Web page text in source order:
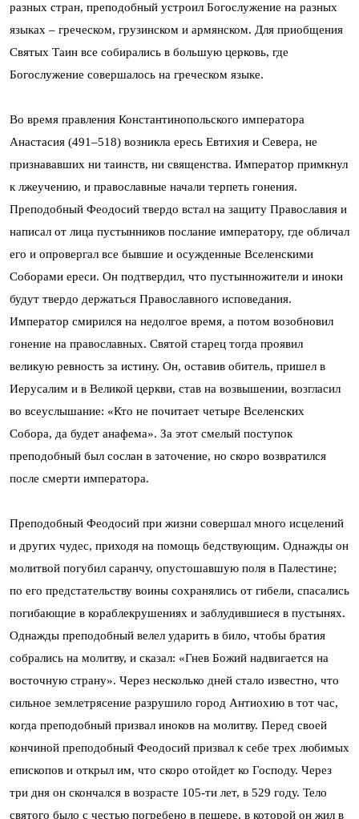
разных стран, преподобный устроил Богослужение на разных
языках – греческом, грузинском и армянском. Для приобщения
Святых Таин все собирались в большую церковь, где
Богослужение совершалось на греческом языке.
Во время правления Константинопольского императора
Анастасия (491–518) возникла ересь Евтихия и Севера, не
признававших ни таинств, ни священства. Император примкнул
к лжеучению, и православные начали терпеть гонения.
Преподобный Феодосий твердо встал на защиту Православия и
написал от лица пустынников послание императору, где обличал
его и опровергал все бывшие и осужденные Вселенскими
Соборами ереси. Он подтвердил, что пустынножители и иноки
будут твердо держаться Православного исповедания.
Император смирился на недолгое время, а потом возобновил
гонение на православных. Святой старец тогда проявил
великую ревность за истину. Он, оставив обитель, пришел в
Иерусалим и в Великой церкви, став на возвышении, возгласил
во всеуслышание: «Кто не почитает четыре Вселенских
Собора, да будет анафема». За этот смелый поступок
преподобный был сослан в заточение, но скоро возвратился
после смерти императора.
Преподобный Феодосий при жизни совершал много исцелений
и других чудес, приходя на помощь бедствующим. Однажды он
молитвой погубил саранчу, опустошавшую поля в Палестине;
по его предстательству воины сохранялись от гибели, спасались
погибающие в кораблекрушениях и заблудившиеся в пустынях.
Однажды преподобный велел ударить в било, чтобы братия
собрались на молитву, и сказал: «Гнев Божий надвигается на
восточную страну». Через несколько дней стало известно, что
сильное землетрясение разрушило город Антиохию в тот час,
когда преподобный призвал иноков на молитву. Перед своей
кончиной преподобный Феодосий призвал к себе трех любимых
епископов и открыл им, что скоро отойдет ко Господу. Через
три дня он скончался в возрасте 105-ти лет, в 529 году. Тело
святого было с честью погребено в пещере, в которой он жил в